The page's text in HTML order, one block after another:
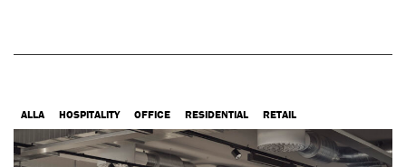
ALLA HOSPITALITY OFFICE RESIDENTIAL RETAIL